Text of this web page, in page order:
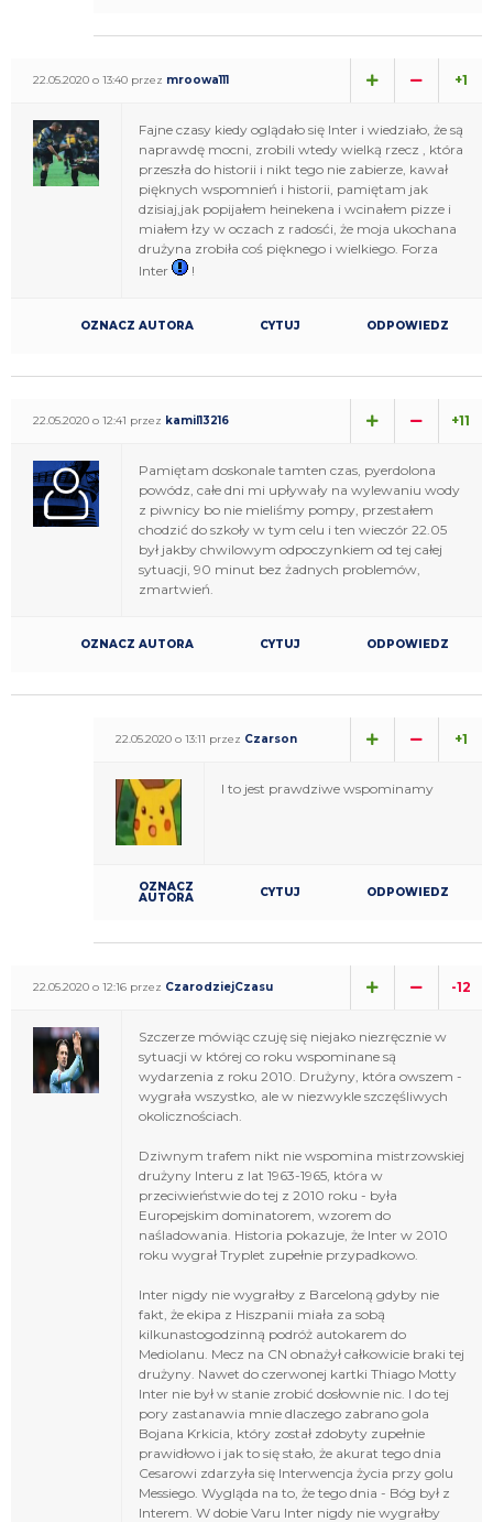
22.05.2020 o 13:40 przez mroowa111 +1
Fajne czasy kiedy oglądało się Inter i wiedziało, że są
naprawdę mocni, zrobili wtedy wielką rzecz , która
przeszła do historii i nikt tego nie zabierze, kawał
pięknych wspomnień i historii, pamiętam jak
dzisiaj,jak popijałem heinekena i wcinałem pizze i
miałem łzy w oczach z radosći, że moja ukochana
drużyna zrobiła coś pięknego i wielkiego. Forza
Inter
!
OZNACZ AUTORA CYTUJ ODPOWIEDZ
22.05.2020 o 12:41 przez kamil13216 +11
Pamiętam doskonale tamten czas, pyerdolona
powódz, całe dni mi upływały na wylewaniu wody
z piwnicy bo nie mieliśmy pompy, przestałem
chodzić do szkoły w tym celu i ten wieczór 22.05
był jakby chwilowym odpoczynkiem od tej całej
sytuacji, 90 minut bez żadnych problemów,
zmartwień.
OZNACZ AUTORA CYTUJ ODPOWIEDZ
22.05.2020 o 13:11 przez Czarson +1
I to jest prawdziwe wspominamy
OZNACZ
AUTORA CYTUJ ODPOWIEDZ
22.05.2020 o 12:16 przez CzarodziejCzasu -12
Szczerze mówiąc czuję się niejako niezręcznie w
sytuacji w której co roku wspominane są
wydarzenia z roku 2010. Drużyny, która owszem -
wygrała wszystko, ale w niezwykle szczęśliwych
okolicznościach.
Dziwnym trafem nikt nie wspomina mistrzowskiej
drużyny Interu z lat 1963-1965, która w
przeciwieństwie do tej z 2010 roku - była
Europejskim dominatorem, wzorem do
naśladowania. Historia pokazuje, że Inter w 2010
roku wygrał Tryplet zupełnie przypadkowo.
Inter nigdy nie wygrałby z Barceloną gdyby nie
fakt, że ekipa z Hiszpanii miała za sobą
kilkunastogodzinną podróż autokarem do
Mediolanu. Mecz na CN obnażył całkowicie braki tej
drużyny. Nawet do czerwonej kartki Thiago Motty
Inter nie był w stanie zrobić dosłownie nic. I do tej
pory zastanawia mnie dlaczego zabrano gola
Bojana Krkicia, który został zdobyty zupełnie
prawidłowo i jak to się stało, że akurat tego dnia
Cesarowi zdarzyła się Interwencja życia przy golu
Messiego. Wygląda na to, że tego dnia - Bóg był z
Interem. W dobie Varu Inter nigdy nie wygrałby